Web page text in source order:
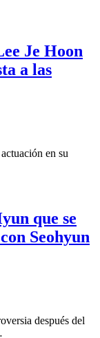
Je Hoon
a las
en su
que se
Seohyun
después del